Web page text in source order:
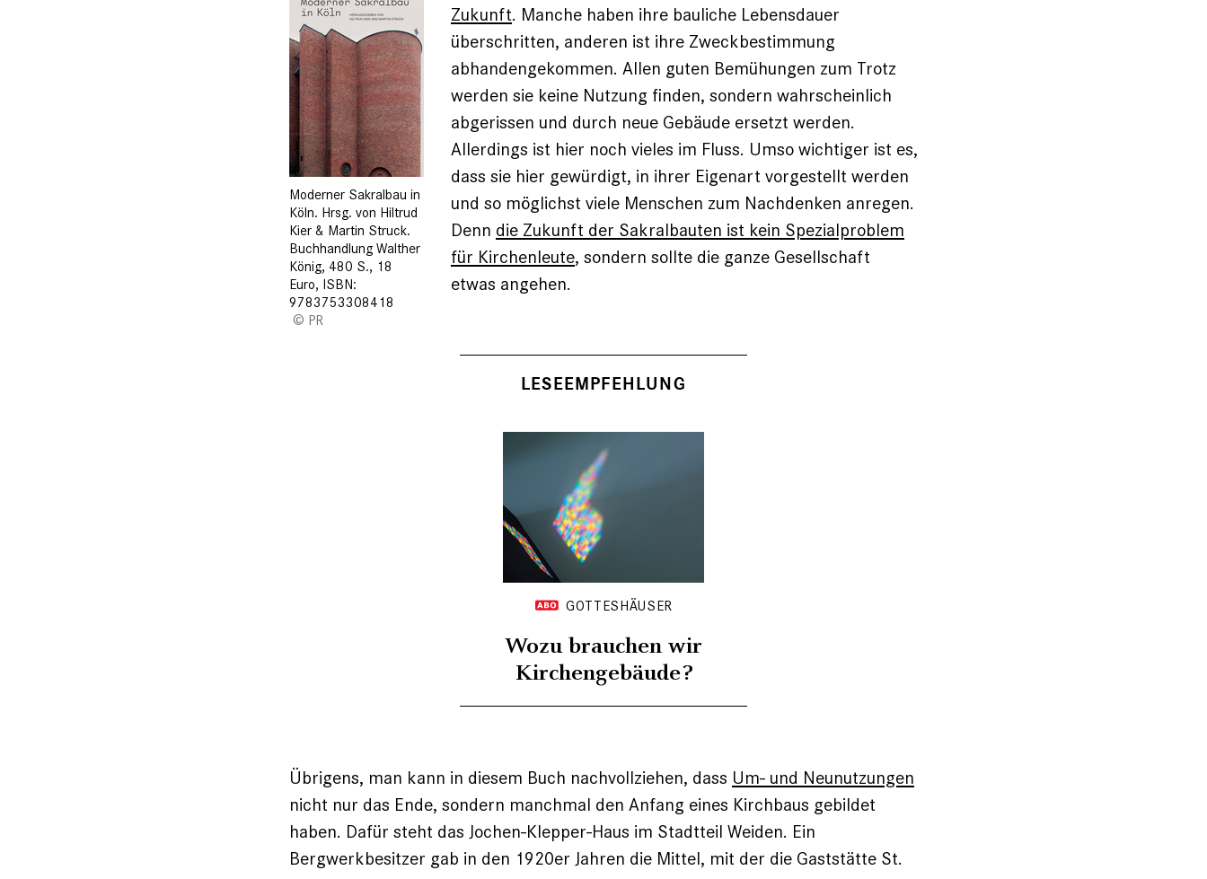
Moderner Sakralbau in
Köln. Hrsg. von Hiltrud
Kier & Martin Struck.
Buchhandlung Walther
König, 480 S., 18
Euro, ISBN:
9783753308418
PR
Zukunft. Manche haben ihre bauliche Lebensdauer
überschritten, anderen ist ihre Zweckbestimmung
abhandengekommen. Allen guten Bemühungen zum Trotz
werden sie keine Nutzung finden, sondern wahrscheinlich
abgerissen und durch neue Gebäude ersetzt werden.
Allerdings ist hier noch vieles im Fluss. Umso wichtiger ist es,
dass sie hier gewürdigt, in ihrer Eigenart vorgestellt werden
und so möglichst viele Menschen zum Nachdenken anregen.
Denn die Zukunft der Sakralbauten ist kein Spezialproblem
für Kirchenleute, sondern sollte die ganze Gesellschaft
etwas angehen.
LESEEMPFEHLUNG
GOTTESHÄUSER
Wozu brauchen wir
Kirchengebäude?
Übrigens, man kann in diesem Buch nachvollziehen, dass Um- und Neunutzungen
nicht nur das Ende, sondern manchmal den Anfang eines Kirchbaus gebildet
haben. Dafür steht das Jochen-Klepper-Haus im Stadtteil Weiden. Ein
Bergwerkbesitzer gab in den 1920er Jahren die Mittel, mit der die Gaststätte St.